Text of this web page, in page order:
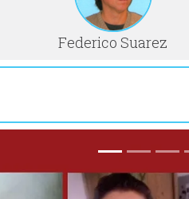
Federico Suarez